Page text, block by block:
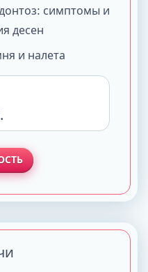
симптомы и
десен
и налета